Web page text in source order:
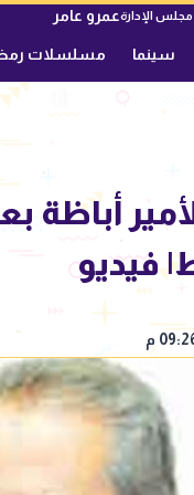
الإدارةعمرو عامر
سينما مسلسلات رمضان
أباظة
فيديو